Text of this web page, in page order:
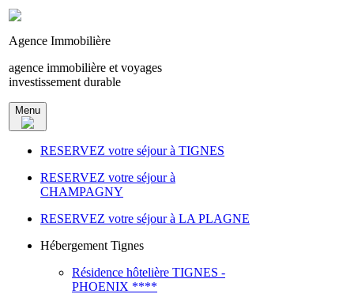
Agence Immobilière
agence immobilière et voyages
investissement durable
Menu
RESERVEZ votre séjour à TIGNES
RESERVEZ votre séjour à
CHAMPAGNY
RESERVEZ votre séjour à LA PLAGNE
Hébergement Tignes
Résidence hôtelière TIGNES -
PHOENIX ****